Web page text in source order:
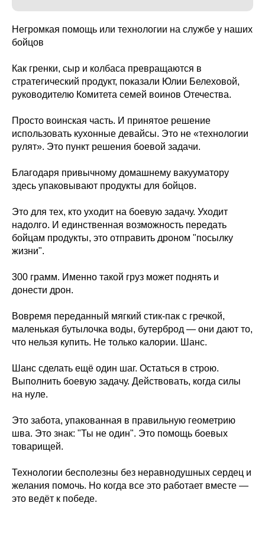
Негромкая помощь или технологии на службе у наших
бойцов
Как гренки, сыр и колбаса превращаются в
стратегический продукт, показали Юлии Белеховой,
руководителю Комитета семей воинов Отечества.
Просто воинская часть. И принятое решение
использовать кухонные девайсы. Это не «технологии
рулят». Это пункт решения боевой задачи.
Благодаря привычному домашнему вакууматору
здесь упаковывают продукты для бойцов.
Это для тех, кто уходит на боевую задачу. Уходит
надолго. И единственная возможность передать
бойцам продукты, это отправить дроном "посылку
жизни".
300 грамм. Именно такой груз может поднять и
донести дрон.
Вовремя переданный мягкий стик-пак с гречкой,
маленькая бутылочка воды, бутерброд — они дают то,
что нельзя купить. Не только калории. Шанс.
Шанс сделать ещё один шаг. Остаться в строю.
Выполнить боевую задачу. Действовать, когда силы
на нуле.
Это забота, упакованная в правильную геометрию
шва. Это знак: "Ты не один". Это помощь боевых
товарищей.
Технологии бесполезны без неравнодушных сердец и
желания помочь. Но когда все это работает вместе —
это ведёт к победе.